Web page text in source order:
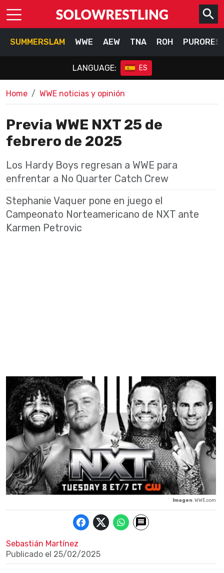
SUMMERSLAM WWE AEW TNA ROH
LANGUAGE: ES
Home WWE noticias y opinión
Previa WWE NXT 25 de
febrero de 2025
Los Hardy Boys regresan a WWE para
enfrentar a No Quarter Catch Crew
Stephanie Vaquer pone en juego el
Campeonato Norteamericano de NXT ante
Karmen Petrovic
Imagen: WWE.com
Sebastián Martínez
Publicado el 25/02/2025